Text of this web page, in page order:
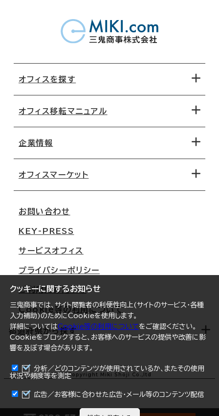
まとめて資料請求
クッキーに関するお知らせ
三鬼商事では、サイト閲覧者の利便性向上(サイトのサービス・各種
入力補助)のためにCookieを使用します。
詳細についてはCookie等の利用についてをご確認ください。
Cookieをブロックすると、お客様へのサービスの提供や改善に影
響を及ぼす場合があります。
分析／どのコンテンツが使用されているか、またその使用
状況や頻度等を測定
広告／お客様に合わせた広告・メール等のコンテンツ配信
オフィスを探す
地図から探す
路線・駅から探す
オフィス移転マニュアル
移転コストシミュレーション
移転スケジュール
オフィス移転Q&A
企業情報
オフィスマーケット
大阪
名古屋
札幌
仙台
横浜
福岡
オフィスリポート
ログイン
お問い合わせ
KEY-PRESS
サービスオフィス
プライバシーポリシー
ご利用にあたって
Cookie等の利用について
都道府県から探す
北海道
青森県
Copyright Miki Shoji Co.,ltd